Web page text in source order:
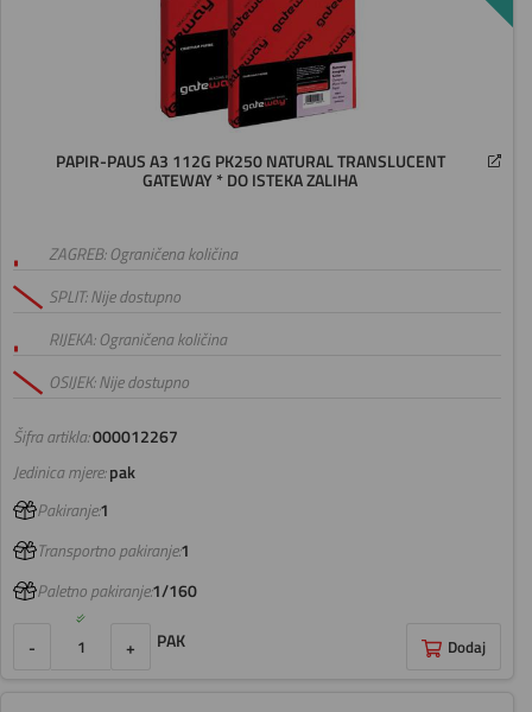
PAPIR-PAUS A3 112G PK250 NATURAL TRANSLUCENT
GATEWAY * DO ISTEKA ZALIHA
Šifra artikla:000012267
ZAGREB: Ograničena količina
SPLIT: Nije dostupno
RIJEKA: Ograničena količina
OSIJEK: Nije dostupno
Jedinica mjere:pak
Pakiranje:1
Transportno pakiranje:1
Paletno pakiranje:1/160
- + PAK Dodaj